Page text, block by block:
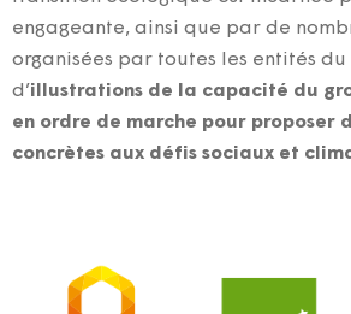
engageante, ainsi que par de
organisées par toutes les entités
d’illustrations de la capacité du
en ordre de marche pour proposer
concrètes aux défis sociaux et